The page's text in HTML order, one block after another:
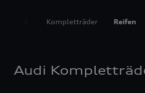
Kompletträder Reifen
Audi